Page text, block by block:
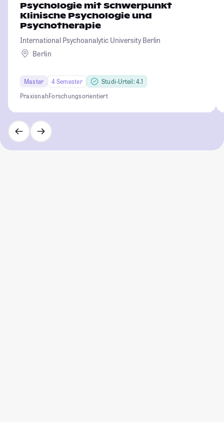
Psychologie mit Schwerpunkt
Klinische Psychologie und
Psychotherapie
International Psychoanalytic University Berlin
Berlin
Master 4 Semester
Studi-Urteil: 4.1
PraxisnahForschungsorientiert